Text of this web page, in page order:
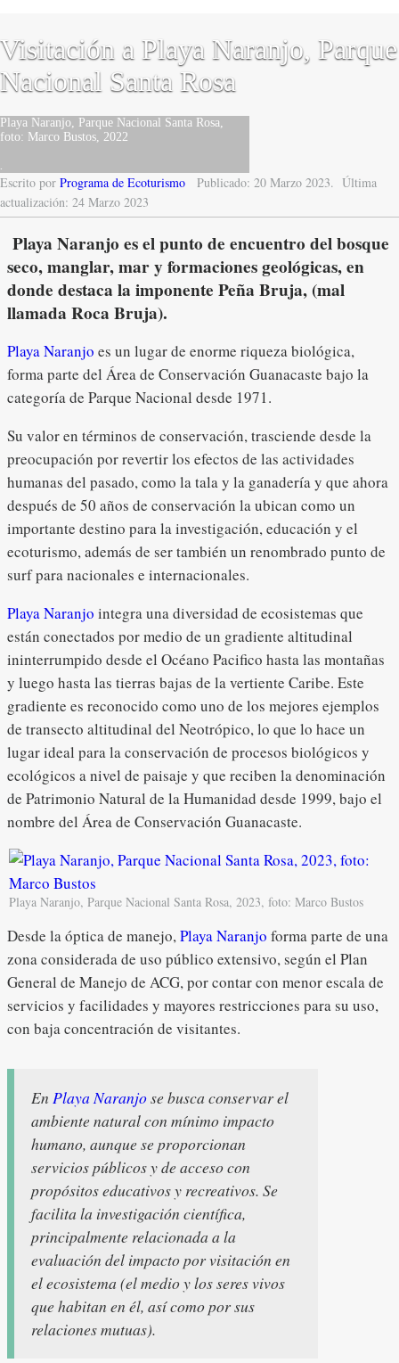
Visitación a Playa Naranjo, Parque
Nacional Santa Rosa
Playa Naranjo, Parque Nacional Santa Rosa,
foto: Marco Bustos, 2022
.
Escrito por Programa de Ecoturismo Publicado: 20 Marzo 2023. Última
actualización: 24 Marzo 2023
Playa Naranjo es el punto de encuentro del bosque
seco, manglar, mar y formaciones geológicas, en
donde destaca la imponente Peña Bruja, (mal
llamada Roca Bruja).
Playa Naranjo es un lugar de enorme riqueza biológica,
forma parte del Área de Conservación Guanacaste bajo la
categoría de Parque Nacional desde 1971.
Su valor en términos de conservación, trasciende desde la
preocupación por revertir los efectos de las actividades
humanas del pasado, como la tala y la ganadería y que ahora
después de 50 años de conservación la ubican como un
importante destino para la investigación, educación y el
ecoturismo, además de ser también un renombrado punto de
surf para nacionales e internacionales.
Playa Naranjo integra una diversidad de ecosistemas que
están conectados por medio de un gradiente altitudinal
ininterrumpido desde el Océano Pacifico hasta las montañas
y luego hasta las tierras bajas de la vertiente Caribe. Este
gradiente es reconocido como uno de los mejores ejemplos
de transecto altitudinal del Neotrópico, lo que lo hace un
lugar ideal para la conservación de procesos biológicos y
ecológicos a nivel de paisaje y que reciben la denominación
de Patrimonio Natural de la Humanidad desde 1999, bajo el
nombre del Área de Conservación Guanacaste.
Playa Naranjo, Parque Nacional Santa Rosa, 2023, foto: Marco Bustos
Desde la óptica de manejo,Playa Naranjo forma parte de una
zona considerada de uso público extensivo, según el Plan
General de Manejo de ACG, por contar con menor escala de
servicios y facilidades y mayores restricciones para su uso,
con baja concentración de visitantes.
EnPlaya Naranjose busca conservar el
ambiente natural con mínimo impacto
humano, aunque se proporcionan
servicios públicos y de acceso con
propósitos educativos y recreativos. Se
facilita la investigación científica,
principalmente relacionada a la
evaluación del impacto por visitación en
el ecosistema (el medio y los seres vivos
que habitan en él, así como por sus
relaciones mutuas).